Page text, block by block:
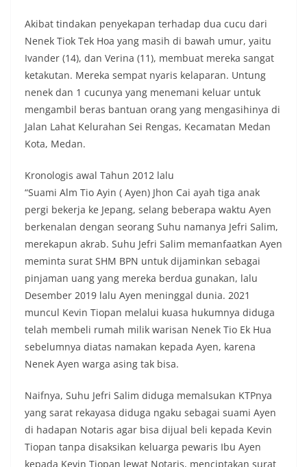
agar warga memperhatikan kondisi bendera yang
akan dikibarkan, memastikan bendera dalam
keadaan bersih, tidak sobek, dan layak untuk
dikibarkan sebagai simbol kehormatan
negara.‎‎‎Selain menyampaikan imbauan terkait
bendera, kegiatan sambang DDS ini juga
dimanfaatkan sebagai sarana deteksi dini (early
warning) guna mengantisipasi potensi gangguan
keamanan dan ketertiban masyarakat
(Kamtibmas) di lingkungan tempat tinggal warga.
Bhabinkamtibmas dapat menghimpun informasi
awal terkait situasi sosial, potensi kerawanan,
maupun hal-hal yang dapat mengganggu
kondusivitas wilayah, khususnya menjelang
perayaan HUT Kemerdekaan RI yang biasanya
diwarnai dengan berbagai kegiatan dan
keramaian warga.‎‎Dengan adanya deteksi dini ini,
diharapkan potensi gangguan keamanan dapat
diantisipasi sejak awal sehingga situasi di
Kelurahan Sunggal tetap terjaga aman, tertib,
dan kondusif hingga puncak perayaan HUT
Kemerdekaan RI berlangsung.‎‎Wujud Kedekatan
Polri dengan Masyarakat‎Kegiatan sambang Door
to Door System ini merupakan salah satu bentuk
implementasi program Polri Presisi yang
personel Kepolisian dengan masyarakat. Melalui
kegiatan semacam ini, Bhabinkamtibmas tidak
hanya berperan sebagai penyampai informasi
dan imbauan, tetapi juga sebagai mitra
masyarakat dalam menjaga keamanan lingkungan
secara bersama-sama.‎‎Kehadiran
Akibat tindakan penyekapan terhadap dua cucu dari
Nenek Tiok Tek Hoa yang masih di bawah umur, yaitu
Ivander (14), dan Verina (11), membuat mereka sangat
ketakutan. Mereka sempat nyaris kelaparan. Untung
nenek dan 1 cucunya yang menemani keluar untuk
mengambil beras bantuan orang yang mengasihinya di
Jalan Lahat Kelurahan Sei Rengas, Kecamatan Medan
Kota, Medan.
Kronologis awal Tahun 2012 lalu
“Suami Alm Tio Ayin ( Ayen) Jhon Cai ayah tiga anak
pergi bekerja ke Jepang, selang beberapa waktu Ayen
berkenalan dengan seorang Suhu namanya Jefri Salim,
merekapun akrab. Suhu Jefri Salim memanfaatkan Ayen
meminta surat SHM BPN untuk dijaminkan sebagai
pinjaman uang yang mereka berdua gunakan, lalu
Desember 2019 lalu Ayen meninggal dunia. 2021
muncul Kevin Tiopan melalui kuasa hukumnya diduga
telah membeli rumah milik warisan Nenek Tio Ek Hua
sebelumnya diatas namakan kepada Ayen, karena
Nenek Ayen warga asing tak bisa.
Naifnya, Suhu Jefri Salim diduga memalsukan KTPnya
yang sarat rekayasa diduga ngaku sebagai suami Ayen
di hadapan Notaris agar bisa dijual beli kepada Kevin
Tiopan tanpa disaksikan keluarga pewaris Ibu Ayen
kepada Kevin Tiopan lewat Notaris, menciptakan surat